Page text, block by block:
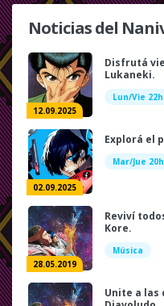
Noticias del
12.09.2025
Disfrutá
Lukaneki.
Lun/Vie
02.09.2025
Explorá el
Mar/Jue
28.05.2019
Reviví
Kore.
Música
Unite a las